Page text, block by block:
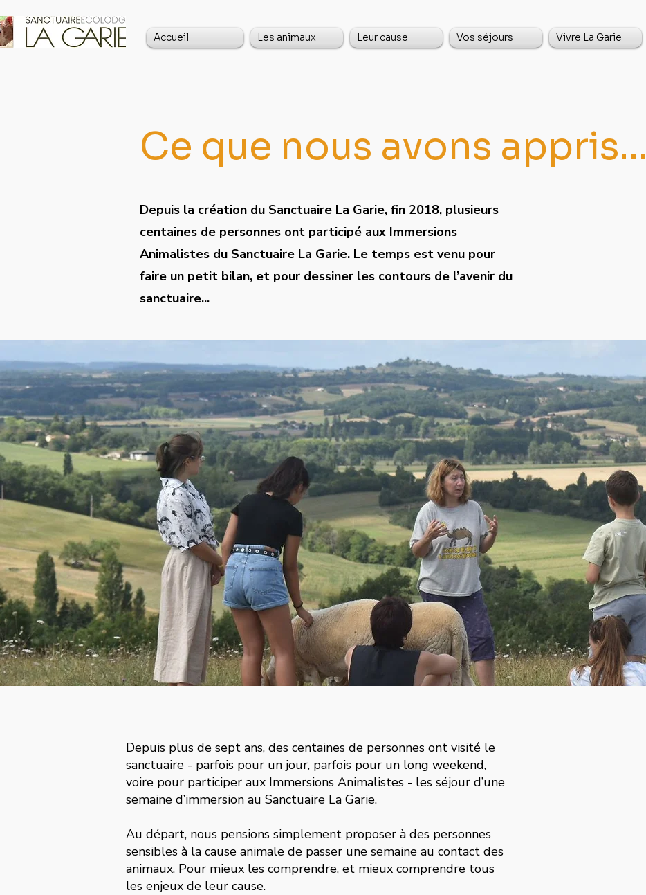
Accueil Les animaux Leur cause Vos séjours Vivre La Garie
Ce que nous avons appris...
Depuis la création du Sanctuaire La Garie, fin 2018, plusieurs
centaines de personnes ont participé aux Immersions
Animalistes du Sanctuaire La Garie. Le temps est venu pour
faire un petit bilan, et pour dessiner les contours de l’avenir du
sanctuaire...
Depuis plus de sept ans, des centaines de personnes ont visité le
sanctuaire - parfois pour un jour, parfois pour un long weekend,
voire pour participer aux Immersions Animalistes - les séjour d’une
semaine d’immersion au Sanctuaire La Garie.
Au départ, nous pensions simplement proposer à des personnes
sensibles à la cause animale de passer une semaine au contact des
animaux. Pour mieux les comprendre, et mieux comprendre tous
les enjeux de leur cause.